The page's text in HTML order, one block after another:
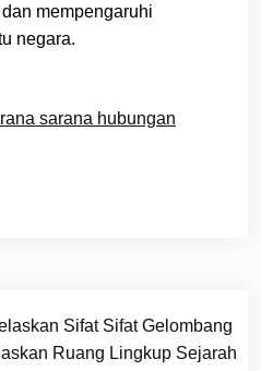
mempengaruhi
negara.
sarana hubungan
Sifat Sifat Gelombang
Ruang Lingkup Sejarah